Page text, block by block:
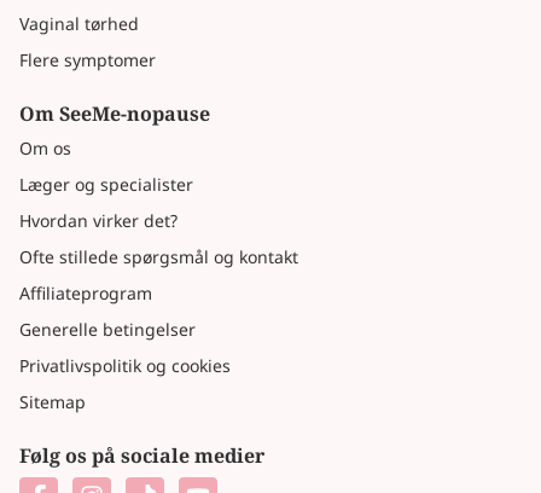
Vaginal tørhed
Flere symptomer
Om SeeMe-nopause
Om os
Læger og specialister
Hvordan virker det?
Ofte stillede spørgsmål og kontakt
Affiliateprogram
Generelle betingelser
Privatlivspolitik og cookies
Sitemap
Følg os på sociale medier